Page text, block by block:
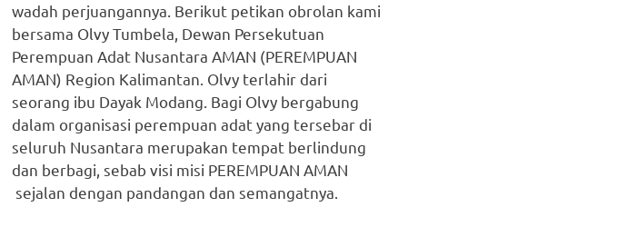
wadah perjuangannya. Berikut petikan obrolan kami
bersama Olvy Tumbela, Dewan Persekutuan
Perempuan Adat Nusantara AMAN (PEREMPUAN
AMAN) Region Kalimantan. Olvy terlahir dari
seorang ibu Dayak Modang. Bagi Olvy bergabung
dalam organisasi perempuan adat yang tersebar di
seluruh Nusantara merupakan tempat berlindung
dan berbagi, sebab visi misi PEREMPUAN AMAN
sejalan dengan pandangan dan semangatnya.